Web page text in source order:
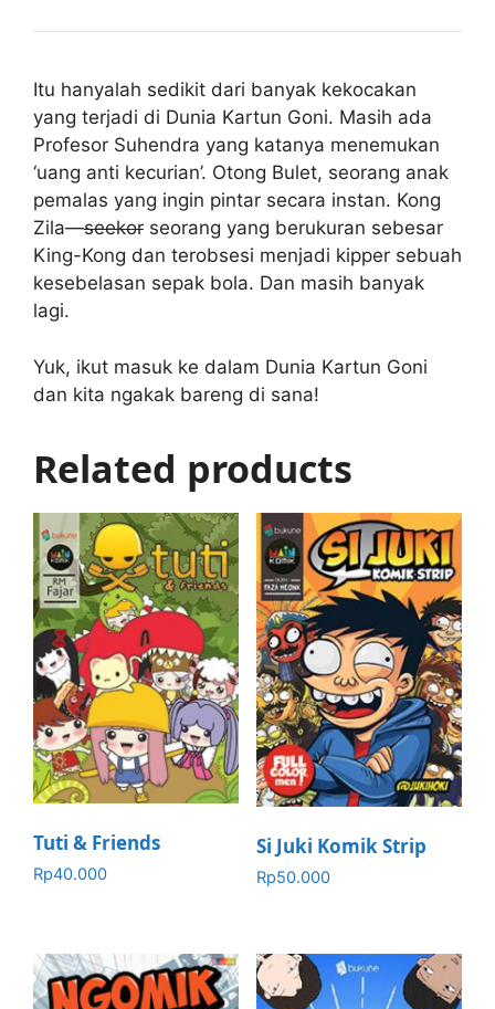
Itu hanyalah sedikit dari banyak kekocakan
yang terjadi di Dunia Kartun Goni. Masih ada
Profesor Suhendra yang katanya menemukan
‘uang anti kecurian’. Otong Bulet, seorang anak
pemalas yang ingin pintar secara instan. Kong
Zila—seekor seorang yang berukuran sebesar
King-Kong dan terobsesi menjadi kipper sebuah
kesebelasan sepak bola. Dan masih banyak
lagi.
Yuk, ikut masuk ke dalam Dunia Kartun Goni
dan kita ngakak bareng di sana!
Related products
Tuti & Friends
Rp40.000
Si Juki Komik Strip
Rp50.000